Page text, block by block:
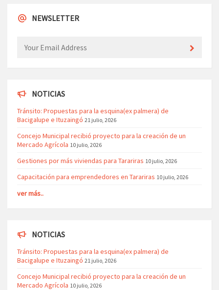
NEWSLETTER
NOTICIAS
Tránsito: Propuestas para la esquina(ex palmera) de
Bacigalupe e Ituzaingó 21 julio, 2026
Concejo Municipal recibió proyecto para la creación de un
Mercado Agrícola 10 julio, 2026
Gestiones por más viviendas para Tarariras 10 julio, 2026
Capacitación para emprendedores en Tarariras 10 julio, 2026
ver más..
NOTICIAS
Tránsito: Propuestas para la esquina(ex palmera) de
Bacigalupe e Ituzaingó 21 julio, 2026
Concejo Municipal recibió proyecto para la creación de un
Mercado Agrícola 10 julio, 2026